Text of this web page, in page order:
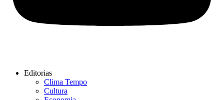
Editorias
Clima Tempo
Cultura